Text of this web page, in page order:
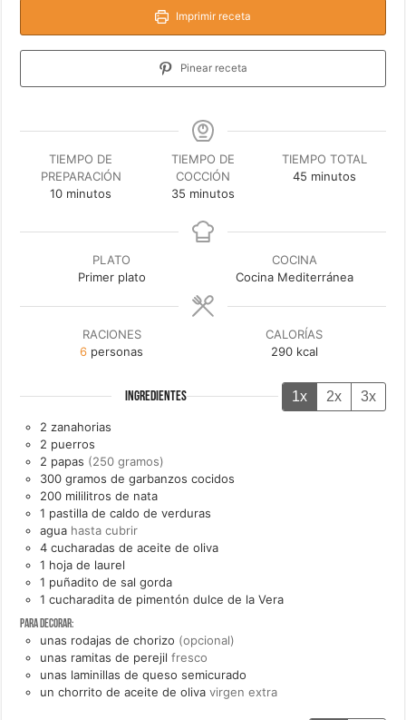
Imprimir receta
Pinear receta
TIEMPO DE
PREPARACIÓN
10minutos
minutos
TIEMPO DE
COCCIÓN
35minutos
minutos
TIEMPO TOTAL
45 minutos
minutos
PLATO
Primer plato
COCINA
Cocina Mediterránea
RACIONES
6 personas
CALORÍAS
290 kcal
INGREDIENTES 1x 2x 3x
2 zanahorias
2 puerros
2 papas (250 gramos)
300 gramos de garbanzos cocidos
200 mililitros de nata
1 pastilla de caldo de verduras
agua hasta cubrir
4 cucharadas de aceite de oliva
1 hoja de laurel
1 puñadito de sal gorda
1 cucharadita de pimentón dulce de la Vera
Para decorar:
unas rodajas dechorizo (opcional)
unas ramitas de perejil fresco
unas laminillas de queso semicurado
unchorrito de aceite de oliva virgen extra